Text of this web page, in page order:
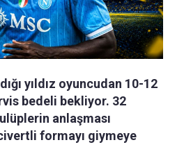
yıldız oyuncudan 10-12
bedeli bekliyor. 32
anlaşması
formayı giymeye